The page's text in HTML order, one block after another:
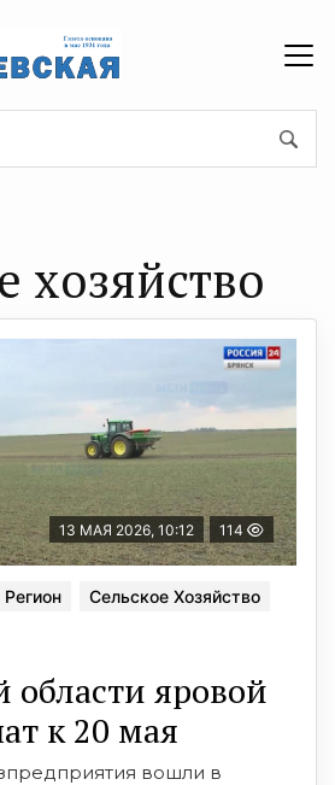
хозяйство
13 МАЯ 2026, 10:12 114
Регион
Сельское Хозяйство
области яровой
к 20 мая
вошли в